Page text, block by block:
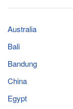
Australia
Bali
Bandung
China
Egypt